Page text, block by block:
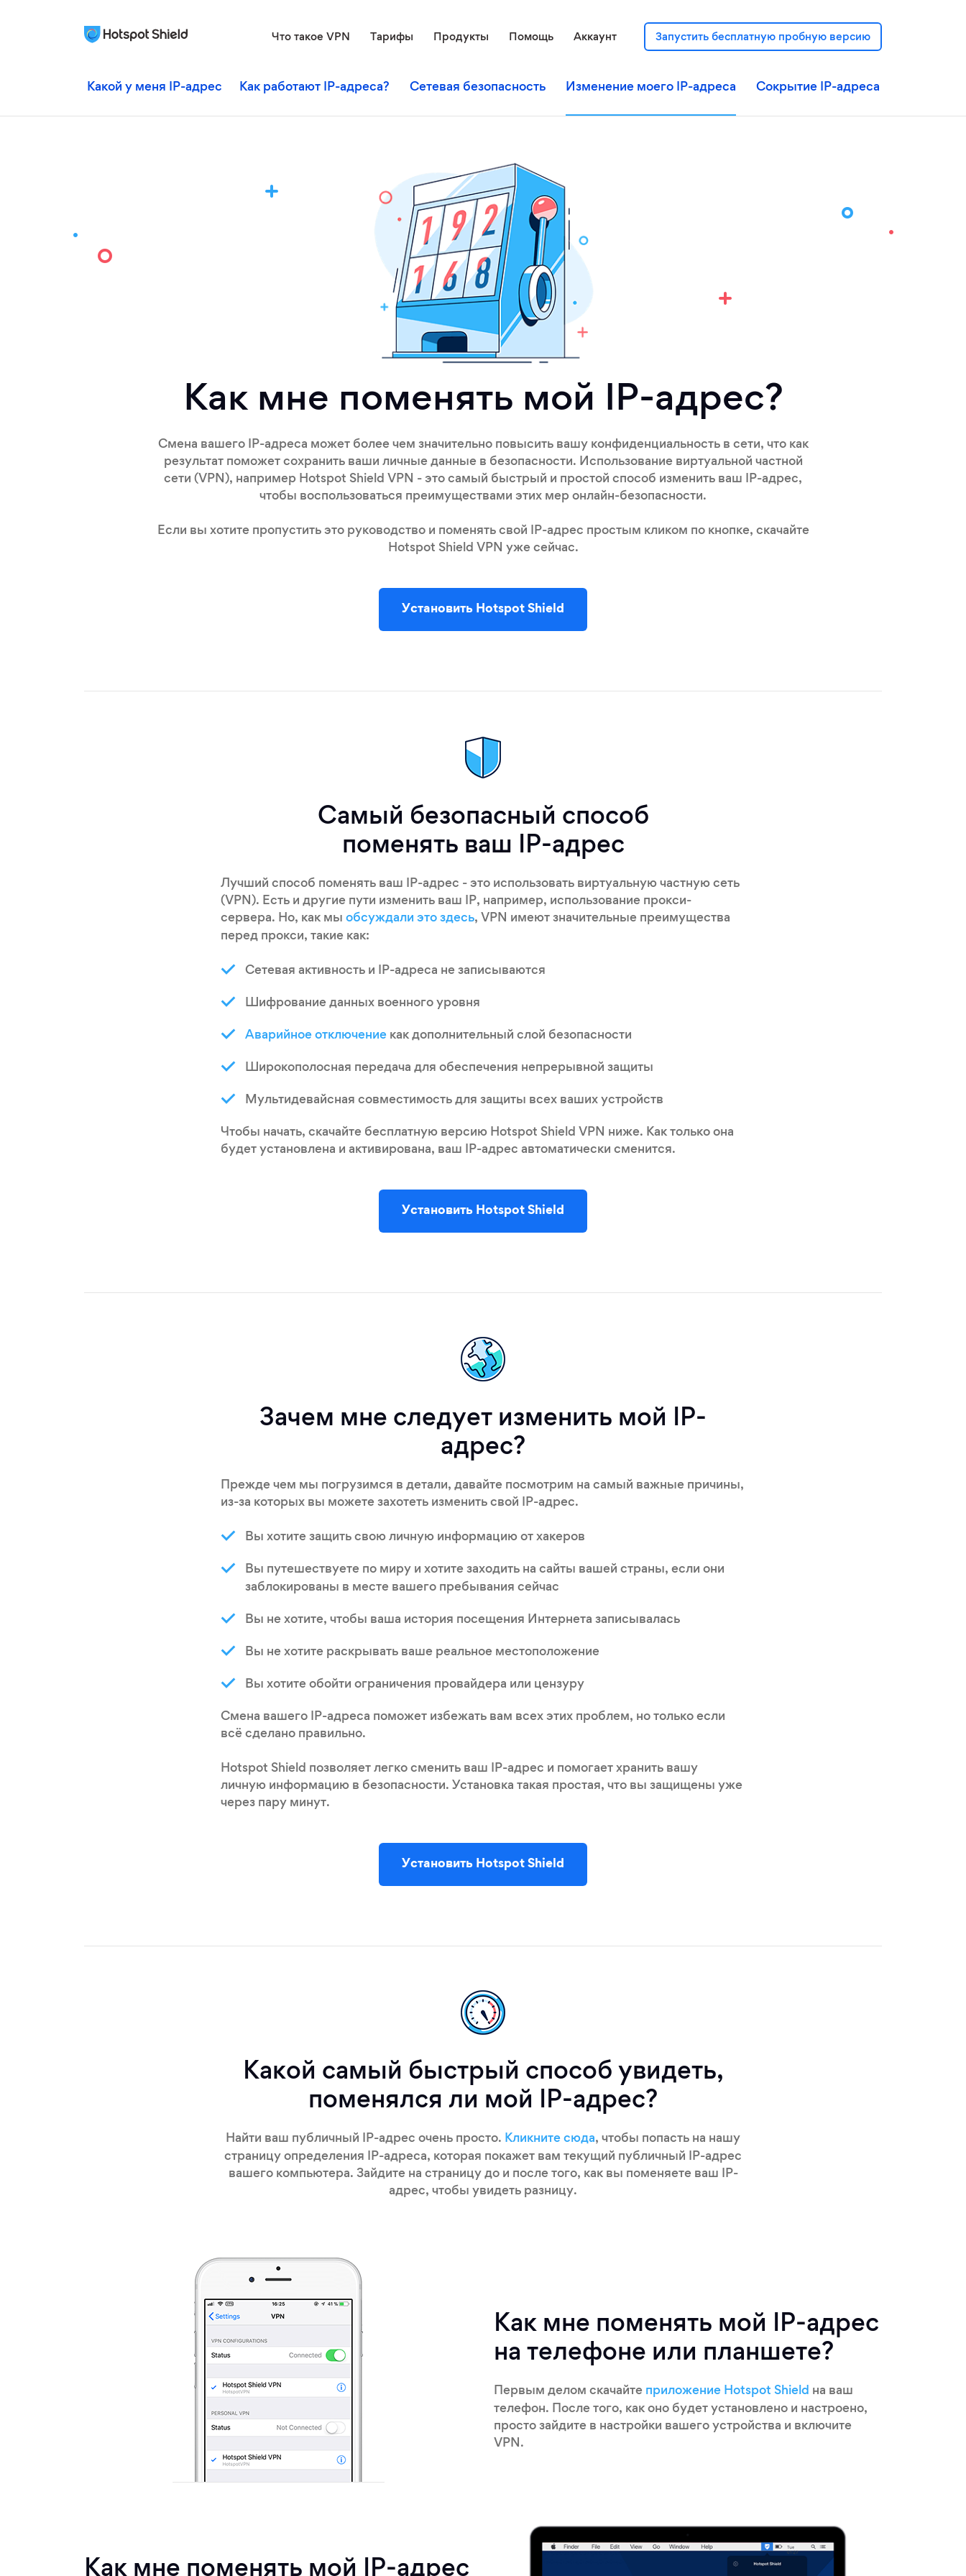
Что такое VPN Тарифы Продукты Помощь Аккаунт Запустить бесплатную пробную версию
Какой у меня IP-адрес Как работают IP-адреса? Сетевая безопасность Изменение моего IP-адреса Сокрытие IP-адреса
Как мне поменять мой IP-адрес?
Смена вашего IP-адреса может более чем значительно повысить вашу конфиденциальность в сети, что как
результат поможет сохранить ваши личные данные в безопасности. Использование виртуальной частной
сети (VPN), например Hotspot Shield VPN - это самый быстрый и простой способ изменить ваш IP-адрес,
чтобы воспользоваться преимуществами этих мер онлайн-безопасности.
Если вы хотите пропустить это руководство и поменять свой IP-адрес простым кликом по кнопке, скачайте
Hotspot Shield VPN уже сейчас.
Установить Hotspot Shield
Самый безопасный способ
поменять ваш IP-адрес
Лучший способ поменять ваш IP-адрес - это использовать виртуальную частную сеть
(VPN). Есть и другие пути изменить ваш IP, например, использование прокси-
сервера. Но, как мы обсуждали это здесь, VPN имеют значительные преимущества
перед прокси, такие как:
Сетевая активность и IP-адреса не записываются
Шифрование данных военного уровня
Аварийное отключение как дополнительный слой безопасности
Широкополосная передача для обеспечения непрерывной защиты
Мультидевайсная совместимость для защиты всех ваших устройств
Чтобы начать, скачайте бесплатную версию Hotspot Shield VPN ниже. Как только она
будет установлена и активирована, ваш IP-адрес автоматически сменится.
Установить Hotspot Shield
Зачем мне следует изменить мой IP-
адрес?
Прежде чем мы погрузимся в детали, давайте посмотрим на самый важные причины,
из-за которых вы можете захотеть изменить свой IP-адрес.
Вы хотите защить свою личную информацию от хакеров
Вы путешествуете по миру и хотите заходить на сайты вашей страны, если они
заблокированы в месте вашего пребывания сейчас
Вы не хотите, чтобы ваша история посещения Интернета записывалась
Вы не хотите раскрывать ваше реальное местоположение
Вы хотите обойти ограничения провайдера или цензуру
Смена вашего IP-адреса поможет избежать вам всех этих проблем, но только если
всё сделано правильно.
Hotspot Shield позволяет легко сменить ваш IP-адрес и помогает хранить вашу
личную информацию в безопасности. Установка такая простая, что вы защищены уже
через пару минут.
Установить Hotspot Shield
Какой самый быстрый способ увидеть,
поменялся ли мой IP-адрес?
Найти ваш публичный IP-адрес очень просто. Кликните сюда, чтобы попасть на нашу
страницу определения IP-адреса, которая покажет вам текущий публичный IP-адрес
вашего компьютера. Зайдите на страницу до и после того, как вы поменяете ваш IP-
адрес, чтобы увидеть разницу.
Как мне поменять мой IP-адрес
на телефоне или планшете?
Первым делом скачайте приложение Hotspot Shield на ваш
телефон. После того, как оно будет установлено и настроено,
просто зайдите в настройки вашего устройства и включите
VPN.
Как мне поменять мой IP-адрес